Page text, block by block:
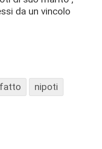
da un vincolo
nipoti